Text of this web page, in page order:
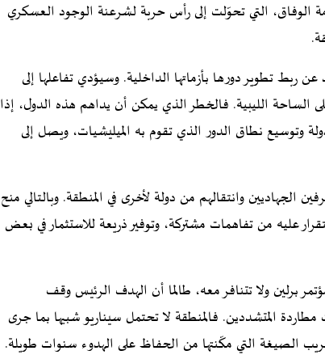
الوفاق، التي تحوّلت إلى رأس حربة لشرعنة الوجود العسكري
ربط تطوير دورها بأزماتها الداخلية. وسيؤدي تفاعلها إلى
الليبية. فالخطر الذي يمكن أن يداهم هذه الدول، إذا
وتوسيع نطاق الدور الذي تقوم به الميليشيات، ويصل إلى
الجهاديين وانتقالهم من دولة لأخرى في المنطقة. وبالتالي منح
عليه من تفاهمات مشتركة، وتوفير ذريعة للاستثمار في بعض
برلين ولا تتنافر معه، طالما أن الهدف الرئيس وقف
المتشددين. فالمنطقة لا تحتمل سيناريو شبيها بما جرى
الصيغة التي مكّنتها من الحفاظ على الهدوء سنوات طويلة.